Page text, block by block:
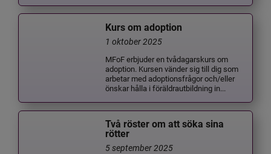
Kurs om adoption
1 oktober 2025
MFoF erbjuder en tvådagarskurs om
adoption. Kursen vänder sig till dig som
arbetar med adoptionsfrågor och/eller
önskar hålla i föräldrautbildning in...
Två röster om att söka sina
rötter
5 september 2025